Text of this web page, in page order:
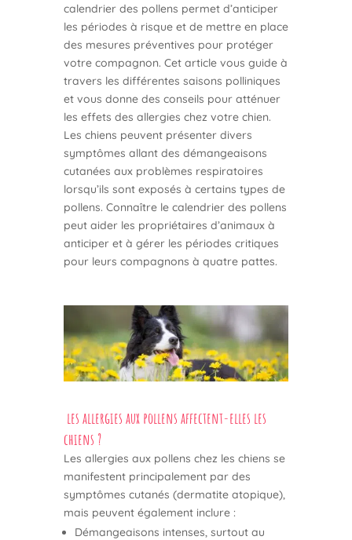
calendrier des pollens permet d’anticiper
les périodes à risque et de mettre en place
des mesures préventives pour protéger
votre compagnon. Cet article vous guide à
travers les différentes saisons polliniques
et vous donne des conseils pour atténuer
les effets des allergies chez votre chien.
Les chiens peuvent présenter divers
symptômes allant des démangeaisons
cutanées aux problèmes respiratoires
lorsqu’ils sont exposés à certains types de
pollens. Connaître le calendrier des pollens
peut aider les propriétaires d’animaux à
anticiper et à gérer les périodes critiques
pour leurs compagnons à quatre pattes.
les allergies aux pollens affectent-elles les
chiens ?
Les allergies aux pollens chez les chiens se
manifestent principalement par des
symptômes cutanés (dermatite atopique),
mais peuvent également inclure :
Démangeaisons intenses, surtout au